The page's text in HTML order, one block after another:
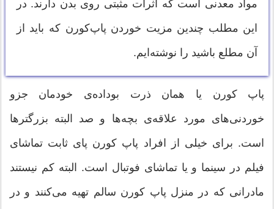
مواد معدنی است که اثرات مثبتی روی بدن دارند. در
این مطلب چندین مزیت خوردن پاپ‌کورن که باید از
آن مطلع باشید را نوشته‌ایم.
پاپ کورن یا همان ذرت بوداده‌ی خودمان جزو
خوردنی‌های مورد علاقه‌ی بچه‌ها و صد البته بزرگترها
است. برای خیلی از افراد پاپ کورن پای ثابت تماشای
فیلم در سینما و یا تماشای فوتبال است. البته کم نیستند
مادرانی که در منزل پاپ کورن سالم تهیه می‌کنند و در